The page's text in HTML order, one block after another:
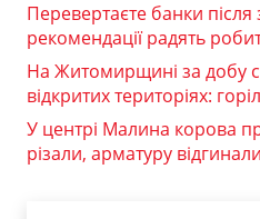
Перевертаєте банки після
рекомендації радять
На Житомирщині за добу
відкритих територіях:
У центрі Малина корова
різали, арматуру